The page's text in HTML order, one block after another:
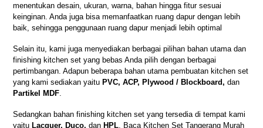
menentukan desain, ukuran, warna, bahan hingga fitur sesuai
keinginan. Anda juga bisa memanfaatkan ruang dapur dengan lebih
baik, sehingga penggunaan ruang dapur menjadi lebih optimal
Selain itu, kami juga menyediakan berbagai pilihan bahan utama dan
finishing kitchen set yang bebas Anda pilih dengan berbagai
pertimbangan. Adapun beberapa bahan utama pembuatan kitchen set
yang kami sediakan yaituPVC, ACP, Plywood / Blockboard,dan
Partikel MDF
Sedangkan bahan finishing kitchen set yang tersedia di tempat kami
yaituLacquer, Duco,danHPL . Baca Kitchen Set Tangerang Murah